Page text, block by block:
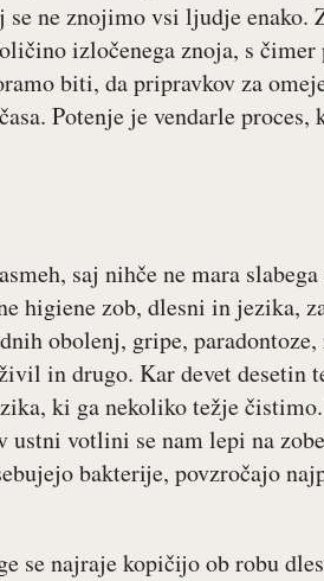
se ne znojimo vsi ljudje
izločenega znoja, s
biti, da pripravkov za
Potenje je vendarle
saj nihče ne mara
higiene zob, dlesni in jezika,
obolenj, gripe,
in drugo. Kar devet desetin
ki ga nekoliko težje
ustni votlini se nam lepi na
bakterije, povzročajo
se najraje kopičijo ob robu